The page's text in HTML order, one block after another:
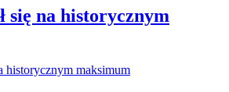
się na historycznym